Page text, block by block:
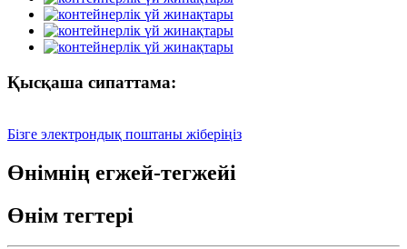
Қысқаша сипаттама:
Бізге электрондық поштаны жіберіңіз
Өнімнің егжей-тегжейі
Өнім тегтері